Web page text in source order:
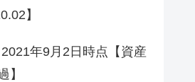
】
2021年9月2日時点【資産
】